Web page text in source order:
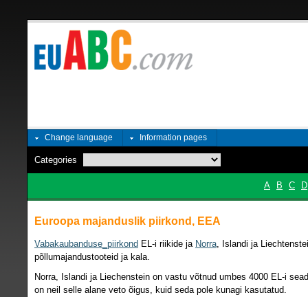
Change language Information pages
Categories
A B C D
Euroopa majanduslik piirkond, EEA
Vabakaubanduse_piirkond EL-i riikide ja Norra, Islandi ja
põllumajandustooteid ja kala.
Norra, Islandi ja Liechenstein on vastu võtnud umbes 4000 EL-i
on neil selle alane veto õigus, kuid seda pole kunagi kasutatud.